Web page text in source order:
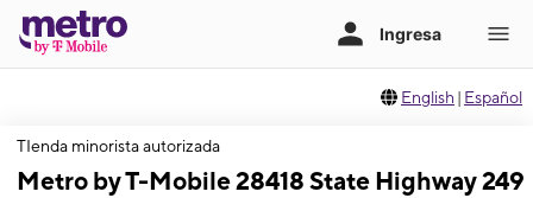
English | Español
TIenda minorista autorizada
Metro by T-Mobile 28418 State Highway 249